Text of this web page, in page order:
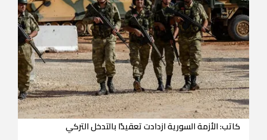
كاتب: الأزمة السورية ازدادت تعقيدًا بالتدخل التركي